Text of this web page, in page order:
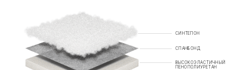
СИНТЕПОН
СПАНБОНД
ВЫСОКОЭЛАСТИЧНЫЙ
ПЕНОПОЛИУРЕТАН